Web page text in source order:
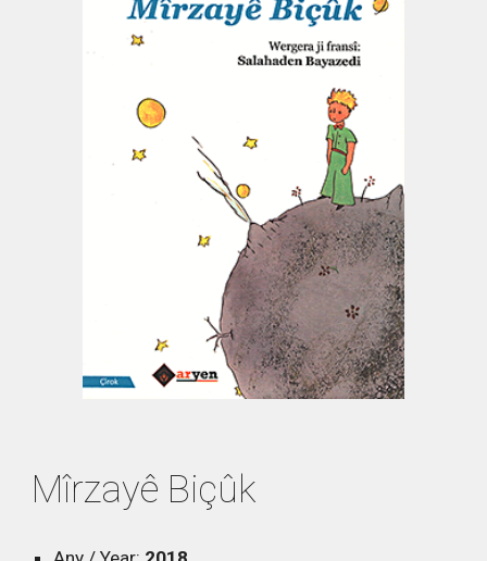
Mîrzayê Biçûk